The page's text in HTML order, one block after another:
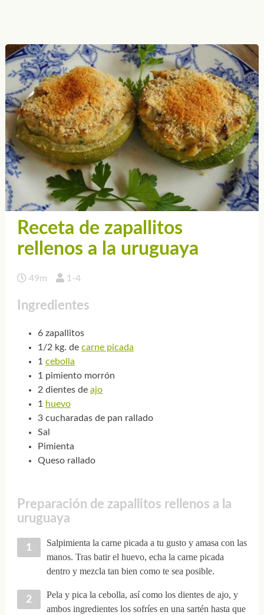
Receta de zapallitos
rellenos a la uruguaya
49m 1-4
Ingredientes
6 zapallitos
1/2 kg. de carne picada
1 cebolla
1 pimiento morrón
2 dientes de ajo
1 huevo
3 cucharadas de pan rallado
Sal
Pimienta
Queso rallado
Preparación de zapallitos rellenos a la
uruguaya
Salpimienta la carne picada a tu gusto y amasa con las
manos. Tras batir el huevo, echa la carne picada
dentro y mezcla tan bien como te sea posible.
Pela y pica la cebolla, así como los dientes de ajo, y
ambos ingredientes los sofríes en una sartén hasta que